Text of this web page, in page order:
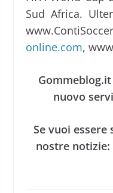
Sud Africa.
online.com,
nuovo
Se vuoi
nostre notizie: